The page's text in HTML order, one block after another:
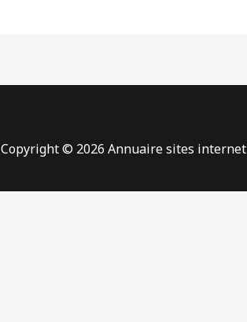
Copyright © 2026 Annuaire sites internet